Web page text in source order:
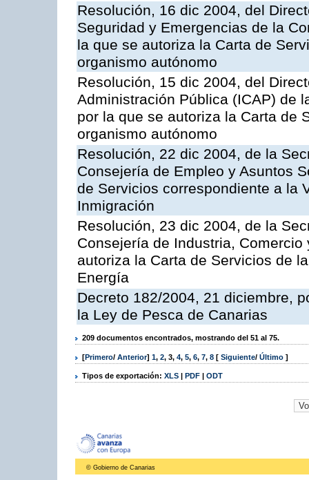
Resolución, 16 dic 2004, del
Seguridad y Emergencias de la
la que se autoriza la Carta de
organismo autónomo
Resolución, 15 dic 2004, del
Administración Pública (ICAP) de
por la que se autoriza la Carta de
organismo autónomo
Resolución, 22 dic 2004, de la
Consejería de Empleo y Asuntos
de Servicios correspondiente a la
Inmigración
Resolución, 23 dic 2004, de la
Consejería de Industria,
autoriza la Carta de Servicios de
Energía
Decreto 182/2004, 21 diciembre,
la Ley de Pesca de Canarias
209 documentos encontrados, mostrando del 51 al 75.
[Primero/ Anterior] 1, 2, 3, 4, 5, 6, 7, 8 [ Siguiente/ Último ]
Tipos de exportación: XLS | PDF | ODT
© Gobierno de Canarias